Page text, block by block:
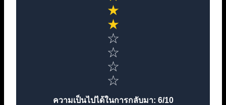
★
★
☆
☆
☆
☆
ความเป็นไปได้ในการกลับมา: 6/10